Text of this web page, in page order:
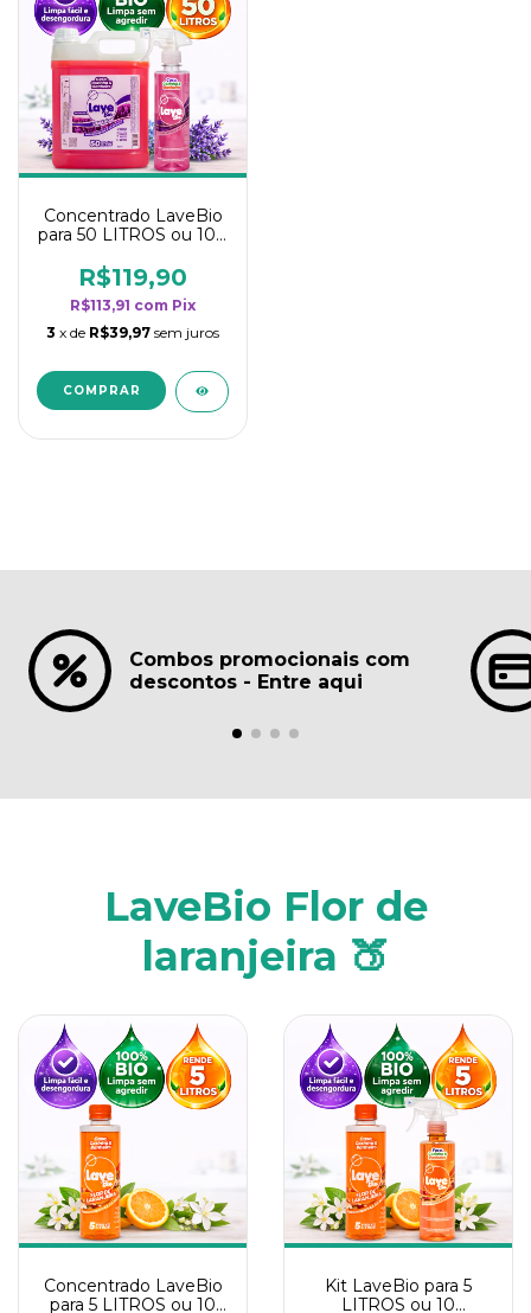
Concentrado LaveBio
para 50 LITROS ou 100
rendimento da
categoria - Lavanda
R$119,90
R$113,91 com Pix
3 x de R$39,97 sem juros
Combos promocionais com
descontos - Entre aqui
LaveBio Flor de
laranjeira 🍑
Concentrado LaveBio
para 5 LITROS ou 10
Kit LaveBio para 5
LITROS ou 10